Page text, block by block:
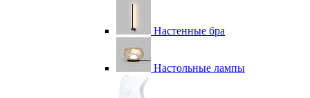
Настенные бра
Настольные лампы